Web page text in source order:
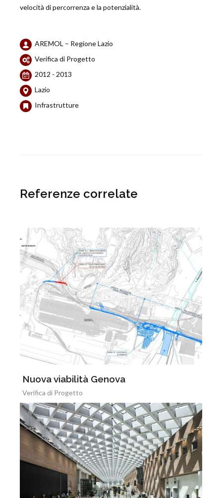
velocità di percorrenza e la potenzialità.
AREMOL – Regione Lazio
Verifica di Progetto
2012 - 2013
Lazio
Infrastrutture
Referenze correlate
Nuova viabilità Genova
Verifica di Progetto